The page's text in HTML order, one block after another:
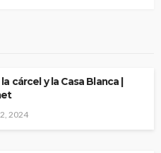
cárcel y la Casa Blanca |
2024